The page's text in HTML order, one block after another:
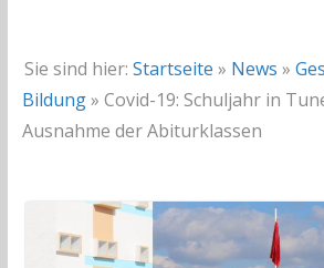
Sie sind hier: Startseite » News »
Bildung» Covid-19: Schuljahr in
Ausnahme der Abiturklassen